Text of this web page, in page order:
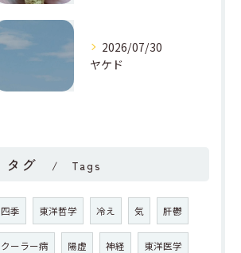
2026/07/30
ヤケド
タグ Tags
四季 東洋哲学 冷え 気 肝鬱
クーラー病 陽虚 神経 東洋医学